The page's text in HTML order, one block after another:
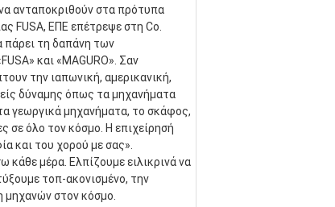
ανταποκριθούν στα πρότυπα
FUSA, ΕΠΕ επέτρεψε στη Co.
πάρει τη δαπάνη των
και «MAGURO». Σαν
την ιαπωνική, αμερικανική,
δύναμης όπως τα μηχανήματα
γεωργικά μηχανήματα, το σκάφος,
σε όλο τον κόσμο. Η επιχείρησή
και του χορού με σας».
κάθε μέρα. Ελπίζουμε ειλικρινά να
τοπ-ακονισμένο, την
μηχανών στον κόσμο.